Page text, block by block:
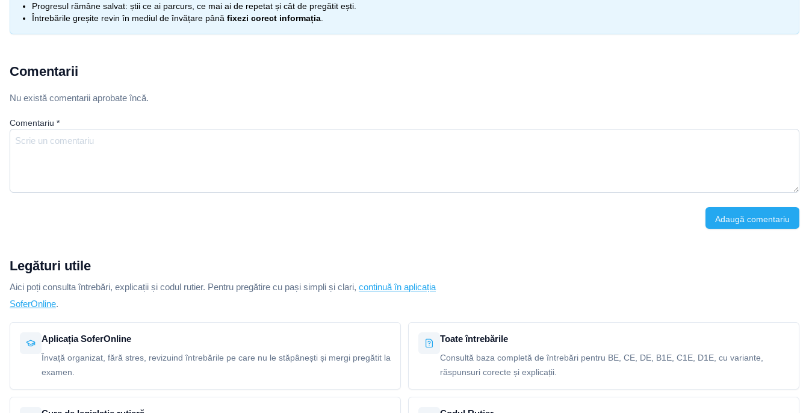
Progresul rămâne salvat: știi ce ai parcurs, ce mai ai de repetat și cât de pregătit ești.
Întrebările greșite revin în mediul de învățare până fixezi corect informația
Comentarii
Nu există comentarii aprobate încă.
Comentariu *
Adaugă comentariu
Legături utile
Aici poți consulta întrebări, explicații și codul rutier. Pentru pregătire cu pași simpli și clari, continuă în aplicația
SoferOnline.
Aplicația SoferOnline
Învață organizat, fără stres, revizuind întrebările pe care nu le stăpânești și mergi pregătit la
examen.
Toate întrebările
Consultă baza completă de întrebări pentru BE, CE, DE, B1E, C1E, D1E, cu variante,
răspunsuri corecte și explicații.